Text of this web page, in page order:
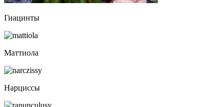
Гиацинты
Маттиола
Нарциссы